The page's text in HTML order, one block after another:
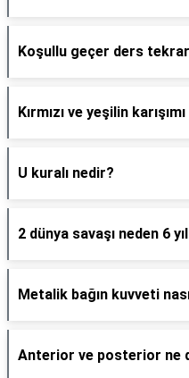
Koşullu geçer ders tekrar
Kırmızı ve yeşilin
U kuralı nedir?
2 dünya savaşı neden 6
Metalik bağın kuvveti
Anterior ve posterior ne